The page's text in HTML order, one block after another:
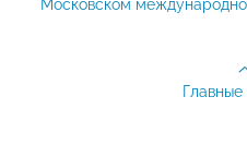
Московском